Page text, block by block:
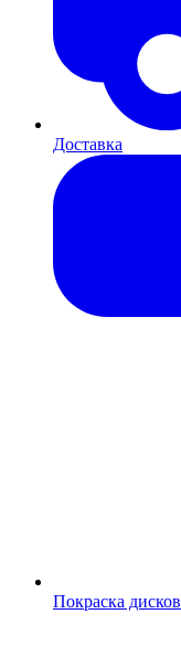
Доставка
Покраска дисков